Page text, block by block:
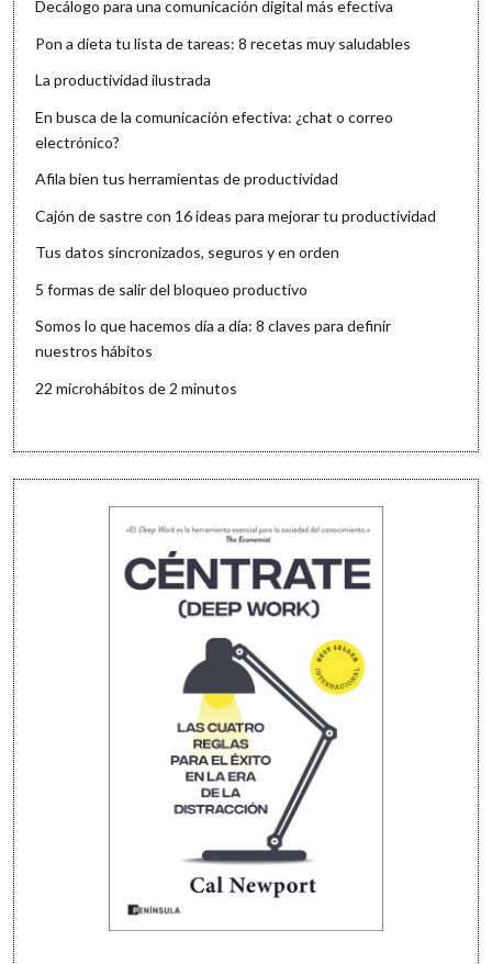
Decálogo para una comunicación digital más efectiva
Pon a dieta tu lista de tareas: 8 recetas muy saludables
La productividad ilustrada
En busca de la comunicación efectiva: ¿chat o correo
electrónico?
Afila bien tus herramientas de productividad
Cajón de sastre con 16 ideas para mejorar tu productividad
Tus datos sincronizados, seguros y en orden
5 formas de salir del bloqueo productivo
Somos lo que hacemos día a día: 8 claves para definir
nuestros hábitos
22 microhábitos de 2 minutos